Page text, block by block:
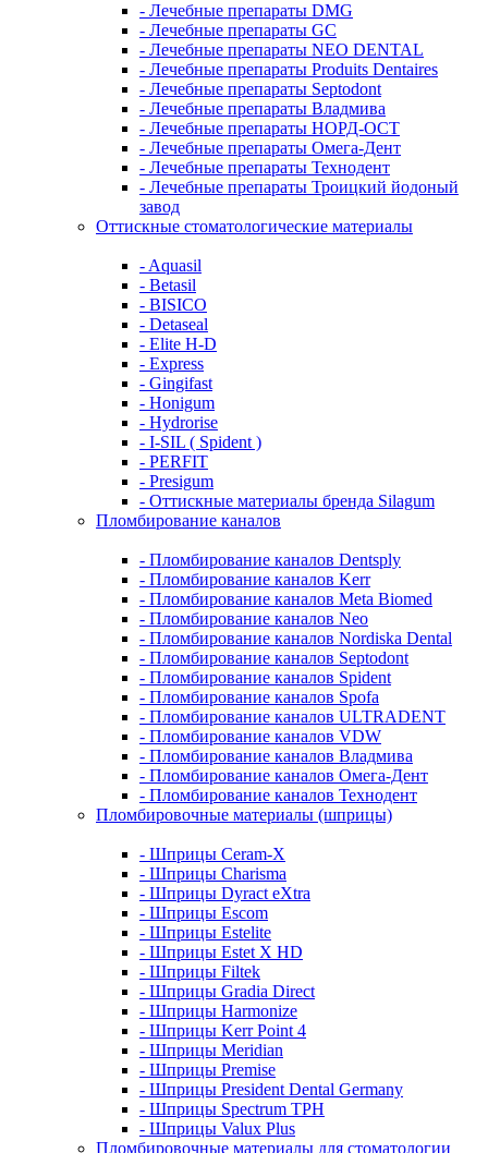
- Лечебные препараты DMG
- Лечебные препараты GC
- Лечебные препараты NEO DENTAL
- Лечебные препараты Produits Dentaires
- Лечебные препараты Septodont
- Лечебные препараты Владмива
- Лечебные препараты НОРД-ОСТ
- Лечебные препараты Омега-Дент
- Лечебные препараты Технодент
- Лечебные препараты Троицкий йодоный
завод
Оттискные стоматологические материалы
- Aquasil
- Betasil
- BISICO
- Detaseal
- Elite H-D
- Express
- Gingifast
- Honigum
- Hydrorise
- I-SIL ( Spident )
- PERFIT
- Presigum
- Оттискные материалы бренда Silagum
Пломбирование каналов
- Пломбирование каналов Dentsply
- Пломбирование каналов Kerr
- Пломбирование каналов Meta Biomed
- Пломбирование каналов Neo
- Пломбирование каналов Nordiska Dental
- Пломбирование каналов Septodont
- Пломбирование каналов Spident
- Пломбирование каналов Spofa
- Пломбирование каналов ULTRADENT
- Пломбирование каналов VDW
- Пломбирование каналов Владмива
- Пломбирование каналов Омега-Дент
- Пломбирование каналов Технодент
Пломбировочные материалы (шприцы)
- Шприцы Ceram-X
- Шприцы Charisma
- Шприцы Dyract eXtra
- Шприцы Escom
- Шприцы Estelite
- Шприцы Estet X HD
- Шприцы Filtek
- Шприцы Gradia Direct
- Шприцы Harmonize
- Шприцы Kerr Point 4
- Шприцы Meridian
- Шприцы Premise
- Шприцы President Dental Germany
- Шприцы Spectrum TPH
- Шприцы Valux Plus
Пломбировочные материалы для стоматологии